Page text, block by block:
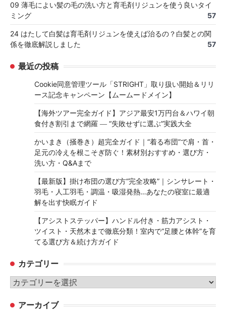
09 薄毛によい髪の毛の洗い方と育毛剤リジュンを使う良いタイ
ミング
57
24 はたして白髪は育毛剤リジュンを使えば治るの？白髪との関
係を徹底解説しました
57
最近の投稿
Cookie同意管理ツール「STRIGHT」取り扱い開始＆リリ
ース記念キャンペーン【ムームードメイン】
【海外ツアー完全ガイド】アジア最安1万円台＆ハワイ朝
食付き割引まで網羅 ― “失敗せずに選ぶ”実践大全
かいまき（掻巻き）超完全ガイド｜“着る布団”で肩・首・
足元の冷えを根こそぎ防ぐ！素材別おすすめ・選び方・
洗い方・Q&Aまで
【最新版】掛け布団の選び方“完全攻略”｜シンサレート・
羽毛・人工羽毛・調温・吸湿発熱…あなたの寝室に最適
解を出す快眠ガイド
【アシストステッパー】ハンドル付き・筋力アシスト・
ツイスト・天然木まで徹底分類！室内で“足腰と体幹”を育
てる選び方＆続け方ガイド
カテゴリー
カ
ゴ アーカイブ